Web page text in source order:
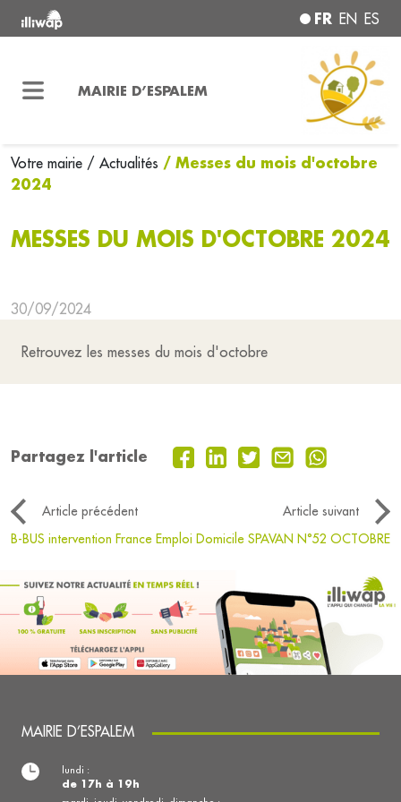
FR EN ES
MAIRIE D’ESPALEM
Votre mairie / Actualités / Messes du mois d'octobre
2024
MESSES DU MOIS D'OCTOBRE 2024
30/09/2024
Retrouvez les messes du mois d'octobre
Partagez l'article
Article précédent
Article suivant
B-BUS intervention France Emploi Domicile SPAVAN N°52 OCTOBRE
MAIRIE D’ESPALEM
lundi :
de 17h à 19h